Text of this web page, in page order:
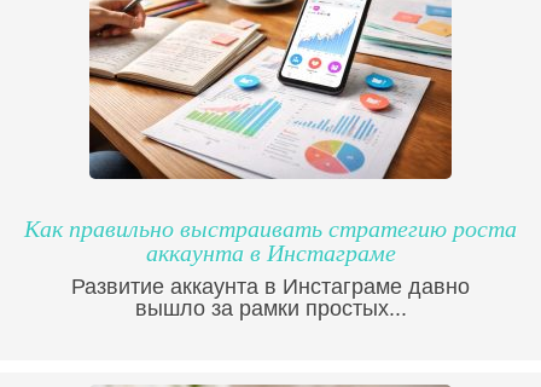
Как правильно выстраивать стратегию роста
аккаунта в Инстаграме
Развитие аккаунта в Инстаграме давно
вышло за рамки простых...